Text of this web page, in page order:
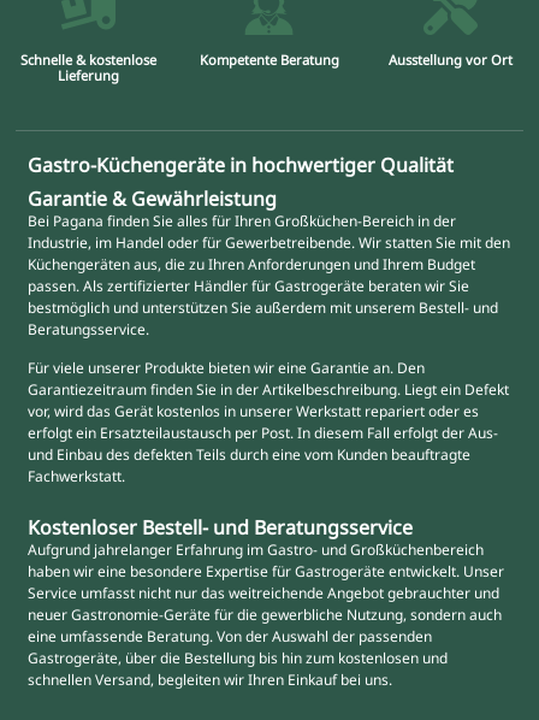
Schnelle & kostenlose
Lieferung
Kompetente Beratung Ausstellung vor Ort
Gastro-Küchengeräte in hochwertiger Qualität
Garantie & Gewährleistung
Bei Pagana finden Sie alles für Ihren Großküchen-Bereich in der
Industrie, im Handel oder für Gewerbetreibende. Wir statten Sie mit den
Küchengeräten aus, die zu Ihren Anforderungen und Ihrem Budget
passen. Als zertifizierter Händler für Gastrogeräte beraten wir Sie
bestmöglich und unterstützen Sie außerdem mit unserem Bestell- und
Beratungsservice.
Für viele unserer Produkte bieten wir eine Garantie an. Den
Garantiezeitraum finden Sie in der Artikelbeschreibung. Liegt ein Defekt
vor, wird das Gerät kostenlos in unserer Werkstatt repariert oder es
erfolgt ein Ersatzteilaustausch per Post. In diesem Fall erfolgt der Aus-
und Einbau des defekten Teils durch eine vom Kunden beauftragte
Fachwerkstatt.
Kostenloser Bestell- und Beratungsservice
Aufgrund jahrelanger Erfahrung im Gastro- und Großküchenbereich
haben wir eine besondere Expertise für Gastrogeräte entwickelt. Unser
Service umfasst nicht nur das weitreichende Angebot gebrauchter und
neuer Gastronomie-Geräte für die gewerbliche Nutzung, sondern auch
eine umfassende Beratung. Von der Auswahl der passenden
Gastrogeräte, über die Bestellung bis hin zum kostenlosen und
schnellen Versand, begleiten wir Ihren Einkauf bei uns.